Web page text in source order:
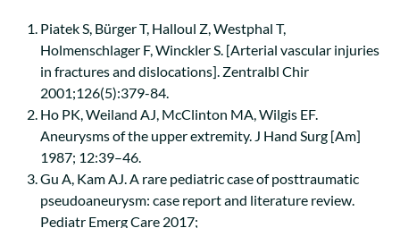
Piatek S, Bürger T, Halloul Z, Westphal T,
Holmenschlager F, Winckler S. [Arterial vascular injuries
in fractures and dislocations]. Zentralbl Chir
2001;126(5):379-84.
Ho PK, Weiland AJ, McClinton MA, Wilgis EF.
Aneurysms of the upper extremity. J Hand Surg [Am]
1987; 12:39–46.
Gu A, Kam AJ. A rare pediatric case of posttraumatic
pseudoaneurysm: case report and literature review.
Pediatr Emerg Care 2017;